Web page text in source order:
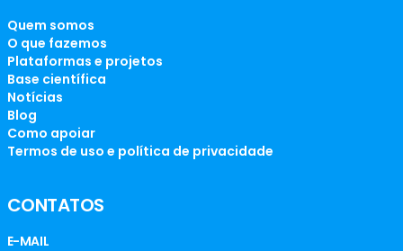
Quem somos
O que fazemos
Plataformas e projetos
Base científica
Notícias
Blog
Como apoiar
Termos de uso e política de privacidade
CONTATOS
E-MAIL